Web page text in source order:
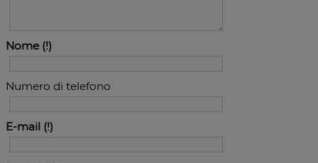
Nome
Numero di telefono
E-mail